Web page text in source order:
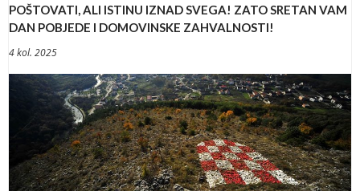
POŠTOVATI, ALI ISTINU IZNAD SVEGA! ZATO SRETAN VAM
DAN POBJEDE I DOMOVINSKE ZAHVALNOSTI!
4 kol. 2025